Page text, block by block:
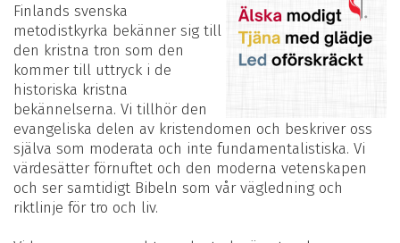
Finlands svenska
metodistkyrka bekänner sig till
den kristna tron ​​som den
kommer till uttryck i de
historiska kristna
bekännelserna. Vi tillhör den
evangeliska delen av kristendomen och beskriver oss
själva som moderata och inte fundamentalistiska. Vi
värdesätter förnuftet och den moderna vetenskapen
och ser samtidigt Bibeln som vår vägledning och
riktlinje för tro och liv.